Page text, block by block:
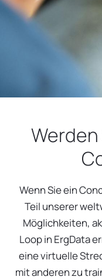
Wenn Sie ein
Teil unserer
Möglichkeiten,
Loop in ErgData
eine virtuelle
mit anderen zu